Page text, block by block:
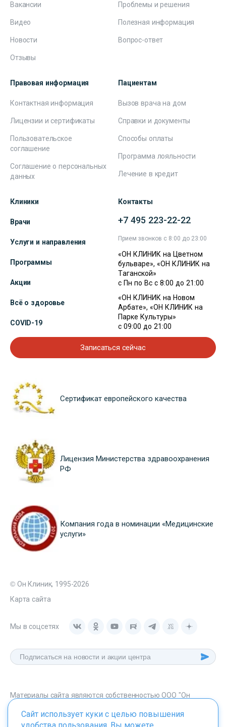
Вакансии
Видео
Новости
Отзывы
Проблемы и решения
Полезная информация
Вопрос-ответ
Правовая информация
Контактная информация
Лицензии и сертификаты
Пользовательское
соглашение
Соглашение о персональных
данных
Пациентам
Вызов врача на дом
Справки и документы
Способы оплаты
Программа лояльности
Лечение в кредит
Клиники
Врачи
Услуги и направления
Программы
Акции
Всё о здоровье
COVID-19
Контакты
+7 495 223-22-22
Прием звонков с 8:00 до 23:00
«ОН КЛИНИК на Цветном
бульваре», «ОН КЛИНИК на
Таганской»
с Пн по Вс с 8:00 до 21:00
«ОН КЛИНИК на Новом
Арбате», «ОН КЛИНИК на
Парке Культуры»
с 09:00 до 21:00
Записаться сейчас
Сертификат европейского качества
Лицензия Министерства здравоохранения
РФ
Компания года в номинации «Медицинские
услуги»
© Он Клиник, 1995-2026
Карта сайта
Мы в соцсетях
Материалы сайта являются собственностью ООО "Он
onclinic.ru запрещено в соответствии со статьей 1259 ГК. РФ.
Сайт использует куки с целью повышения